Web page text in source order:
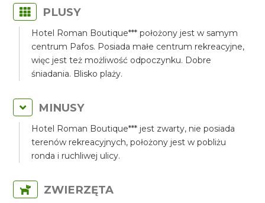
PLUSY
Hotel Roman Boutique*** położony jest w samym
centrum Pafos. Posiada małe centrum rekreacyjne,
więc jest też możliwość odpoczynku. Dobre
śniadania. Blisko plaży.
MINUSY
Hotel Roman Boutique*** jest zwarty, nie posiada
terenów rekreacyjnych, położony jest w pobliżu
ronda i ruchliwej ulicy.
ZWIERZĘTA